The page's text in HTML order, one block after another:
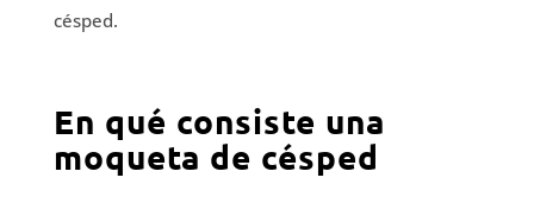
césped.
En qué consiste una
moqueta de césped